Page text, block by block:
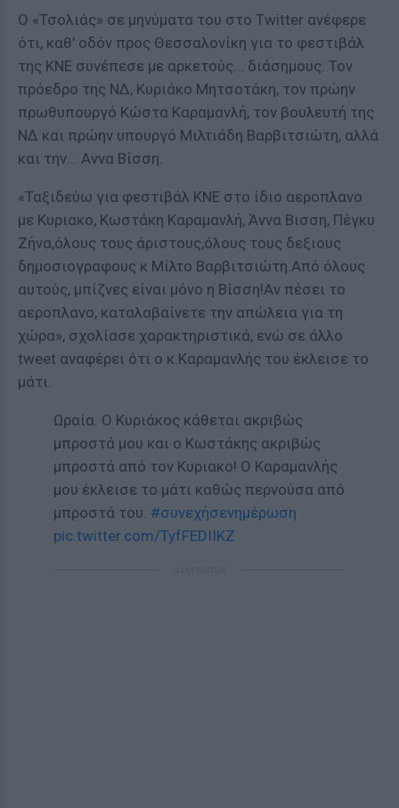
Ο «Τσολιάς» σε μηνύματα του στο Twitter ανέφερε
ότι, καθ' οδόν προς Θεσσαλονίκη για το φεστιβάλ
της ΚΝΕ συνέπεσε με αρκετούς... διάσημους: Τον
πρόεδρο της ΝΔ, Κυριάκο Μητσοτάκη, τον πρώην
πρωθυπουργό Κώστα Καραμανλή, τον βουλευτή της
ΝΔ και πρώην υπουργό Μιλτιάδη Βαρβιτσιώτη, αλλά
και την... Αννα Βίσση.
«Ταξιδεύω για φεστιβάλ ΚΝΕ στο ίδιο αεροπλανο
με Κυριακο, Κωστάκη Καραμανλή, Άννα Βισση, Πέγκυ
Ζήνα,όλους τους άριστους,όλους τους δεξιους
δημοσιογραφους κ Μίλτο Βαρβιτσιώτη.Από όλους
αυτούς, μπίζνες είναι μόνο η Βίσση!Αν πέσει το
αεροπλανο, καταλαβαίνετε την απώλεια για τη
χώρα», σχολίασε χαρακτηριστικά, ενώ σε άλλο
tweet αναφέρει ότι ο κ.Καραμανλής του έκλεισε το
μάτι.
Ωραία. Ο Κυριάκος κάθεται ακριβώς
μπροστά μου και ο Κωστάκης ακριβώς
μπροστά από τον Κυριακο! Ο Καραμανλής
μου έκλεισε το μάτι καθώς περνούσα από
μπροστά του. #συνεχήσενημέρωση
pic.twitter.com/TyfFEDIIKZ